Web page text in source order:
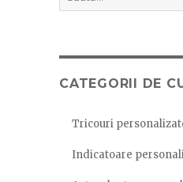
după:
CATEGORII DE
Tricouri
Indicatoare